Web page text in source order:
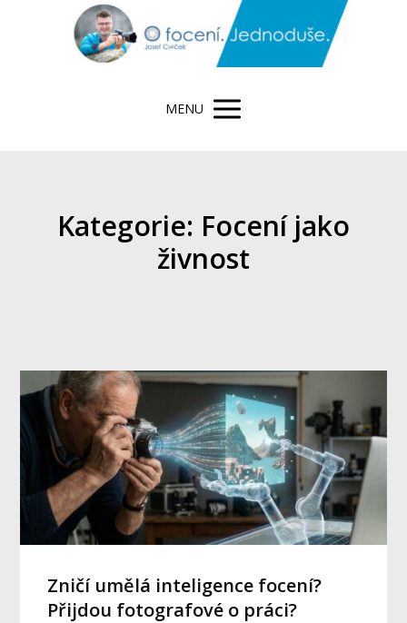
MENU
Kategorie: Focení jako
živnost
Zničí umělá inteligence focení?
Přijdou fotografové o práci?